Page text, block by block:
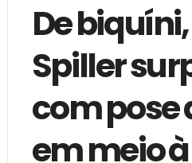
De
Spiller
com pose
em meio à